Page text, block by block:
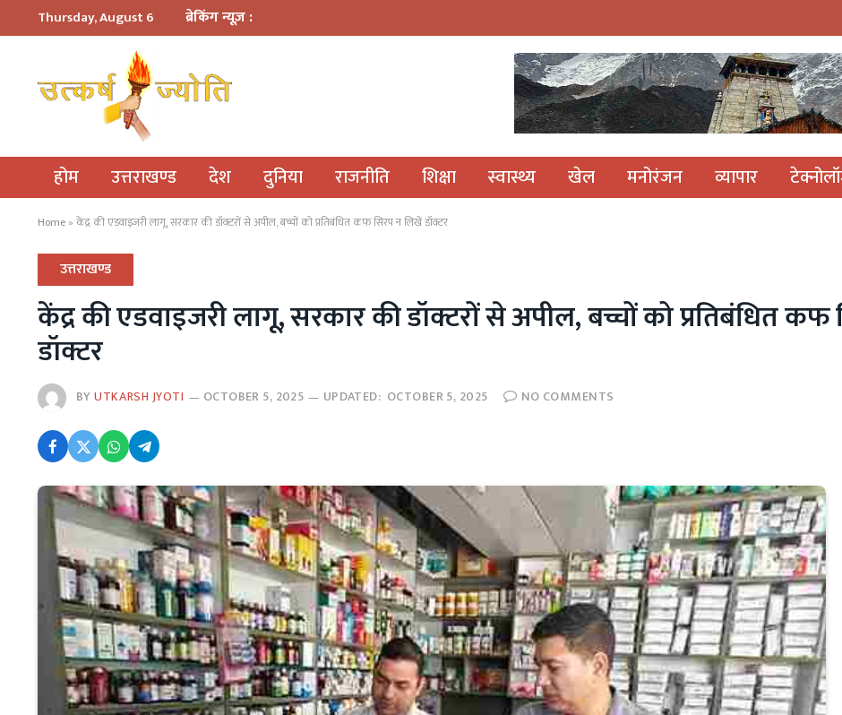
Thursday, August 6 ब्रेकिंग न्यूज़ :
होम उत्तराखण्ड देश दुनिया राजनीति शिक्षा स्वास्थ्य खेल मनोरंजन व्यापार
Home » केंद्र की एडवाइजरी लागू, सरकार की डॉक्टरों से अपील, बच्चों को प्रतिबंधित कफ सिरप न लिखें डॉक्टर
उत्तराखण्ड
केंद्र की एडवाइजरी लागू, सरकार की डॉक्टरों से अपील, बच्चों को प्रतिबंधित
डॉक्टर
BYUTKARSH JYOTI OCTOBER 5, 2025 UPDATED: OCTOBER 5, 2025 NO COMMENTS